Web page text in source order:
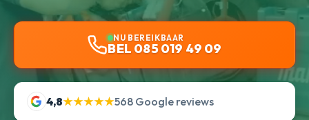
NU BEREIKBAAR
BEL 085 019 49 09
4,8★★★★★568 Google reviews